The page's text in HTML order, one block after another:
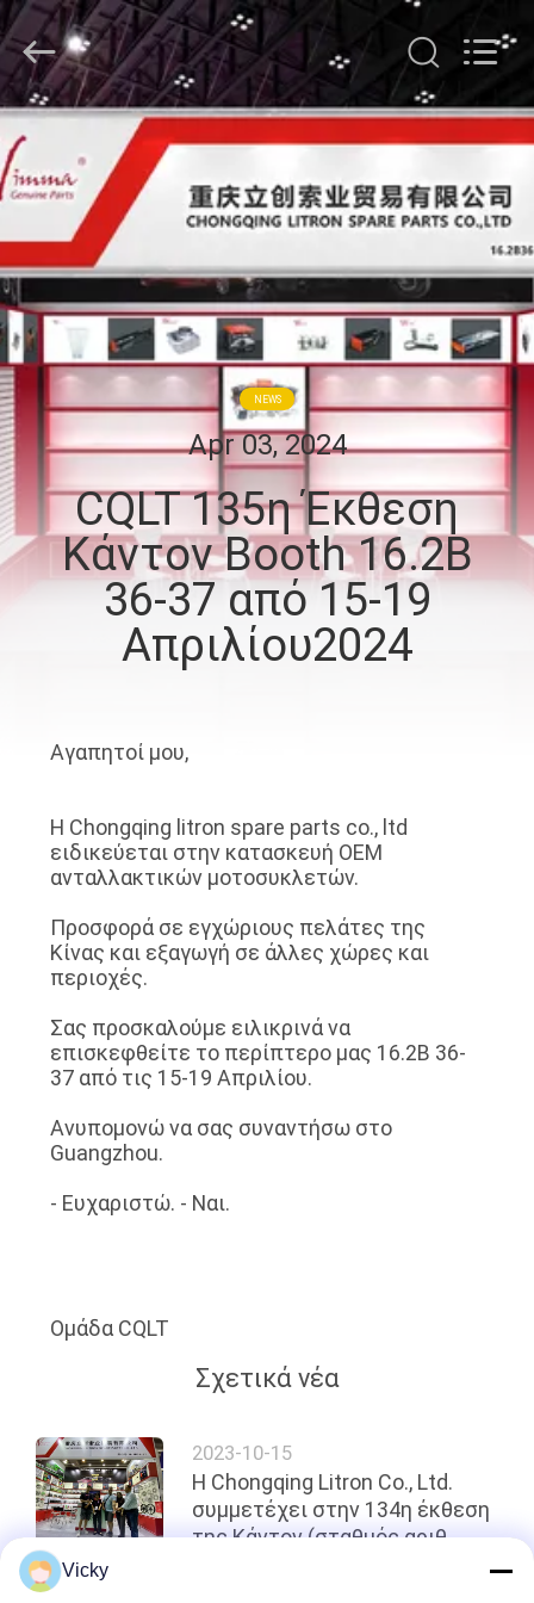
ΣΠΊΤΙ
ΠΡΟΪΌΝΤΑ
ΒΊΝΤΕΟ
ΣΧΕΤΙΚΆ
ΜΕ
ΕΜΆΣ
ΕΠΙΣΚΕΨΉ
ΕΡΓΟΣΤΑΣΊΟΥ
ΈΛΕΓΧΟΣ
ΠΟΙΌΤΗΤΑΣ
ΕΙΔΉΣΕΙΣ
ΖΗΤΉΣΤΕ
ΜΙΑ
ΧΆΡΤΗΣ
ΙΣΤΌΤΟΠΟΥ
ΠΟΛΙΤΙΚΉ
ΜΥΣΤΙΚΌΤΗΤΑΣ
Litron
Spare
Parts
Co.,
Ltd..
All
Rights
Reserved.
NEWS
Apr 03, 2024
CQLT 135η Έκθεση
Κάντον Booth 16.2B
36-37 από 15-19
Απριλίου2024
Αγαπητοί μου,
Η Chongqing litron spare parts co., ltd
ειδικεύεται στην κατασκευή OEM
ανταλλακτικών μοτοσυκλετών.
Προσφορά σε εγχώριους πελάτες της
Κίνας και εξαγωγή σε άλλες χώρες και
περιοχές.
Σας προσκαλούμε ειλικρινά να
επισκεφθείτε το περίπτερο μας 16.2B 36-
37 από τις 15-19 Απριλίου.
Ανυπομονώ να σας συναντήσω στο
Guangzhou.
- Ευχαριστώ. - Ναι.
Ομάδα CQLT
Σχετικά νέα
2023-10-15
Η Chongqing Litron Co., Ltd.
συμμετέχει στην 134η έκθεση
της Κάντον (σταθμός αριθ.
Vicky